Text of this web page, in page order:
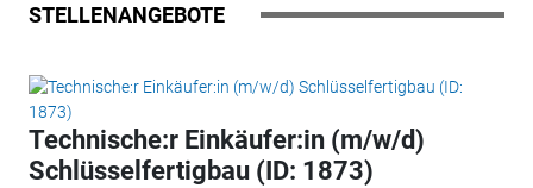
STELLENANGEBOTE
Technische:r Einkäufer:in (m/w/d)
Schlüsselfertigbau (ID: 1873)